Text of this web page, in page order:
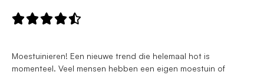

Moestuinieren! Een nieuwe trend die helemaal hot is
momenteel. Veel mensen hebben een eigen moestuin of